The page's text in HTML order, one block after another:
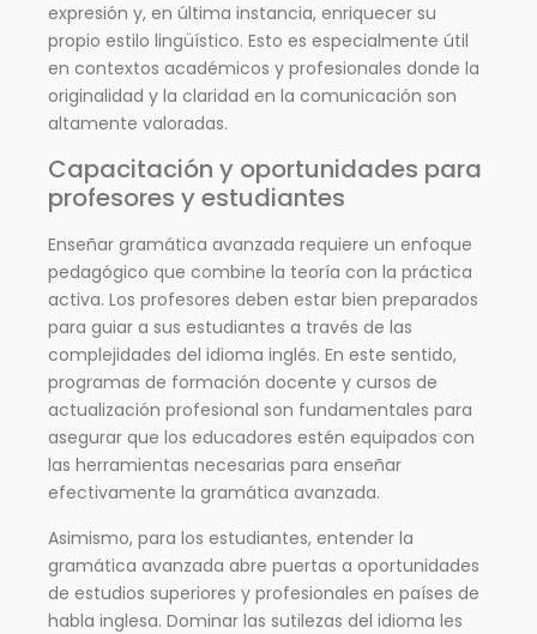
expresión y, en última instancia, enriquecer su
propio estilo lingüístico. Esto es especialmente útil
en contextos académicos y profesionales donde la
originalidad y la claridad en la comunicación son
altamente valoradas.
Capacitación y oportunidades para
profesores y estudiantes
Enseñar gramática avanzada requiere un enfoque
pedagógico que combine la teoría con la práctica
activa. Los profesores deben estar bien preparados
para guiar a sus estudiantes a través de las
complejidades del idioma inglés. En este sentido,
programas de formación docente y cursos de
actualización profesional son fundamentales para
asegurar que los educadores estén equipados con
las herramientas necesarias para enseñar
efectivamente la gramática avanzada.
Asimismo, para los estudiantes, entender la
gramática avanzada abre puertas a oportunidades
de estudios superiores y profesionales en países de
habla inglesa. Dominar las sutilezas del idioma les